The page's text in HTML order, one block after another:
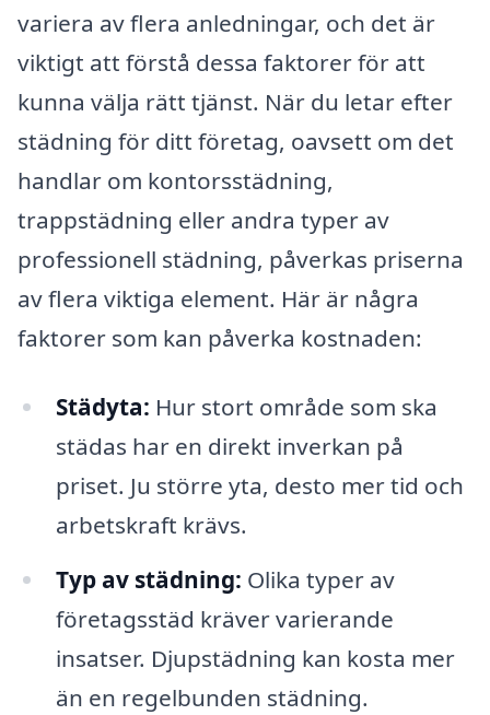
variera av flera anledningar, och det är
viktigt att förstå dessa faktorer för att
kunna välja rätt tjänst. När du letar efter
städning för ditt företag, oavsett om det
handlar om kontorsstädning,
trappstädning eller andra typer av
professionell städning, påverkas priserna
av flera viktiga element. Här är några
faktorer som kan påverka kostnaden:
Städyta: Hur stort område som ska
städas har en direkt inverkan på
priset. Ju större yta, desto mer tid och
arbetskraft krävs.
Typ av städning: Olika typer av
företagsstäd kräver varierande
insatser. Djupstädning kan kosta mer
än en regelbunden städning.